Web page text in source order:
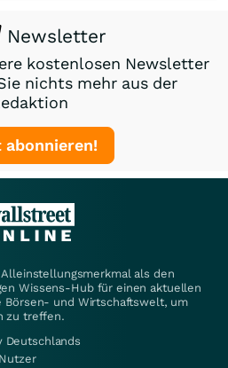
Newsletter
kostenlosen Newsletter
nichts mehr aus der
als den
Wissens-Hub für einen aktuellen
Börsen- und Wirtschaftswelt, um
zu treffen.
Deutschlands